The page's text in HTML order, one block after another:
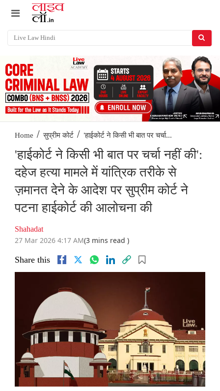
Home / सुप्रीम कोर्ट / 'हाईकोर्ट ने किसी भी बात पर चर्चा...
'हाईकोर्ट ने किसी भी बात पर चर्चा नहीं की':
दहेज हत्या मामले में यांत्रिक तरीके से
ज़मानत देने के आदेश पर सुप्रीम कोर्ट ने
पटना हाईकोर्ट की आलोचना की
Shahadat
27 Mar 2026 4:17 AM(3 mins read )
Share this